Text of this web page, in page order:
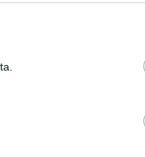
τις
ό,τι τους
Τότε που θα
πως